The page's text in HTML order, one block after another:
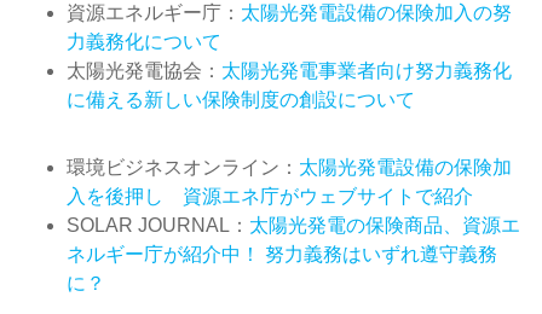
資源エネルギー庁： 太陽光発電設備の保険加入の努
力義務化について
太陽光発電協会： 太陽光発電事業者向け努力義務化
に備える新しい保険制度の創設について
環境ビジネスオンライン： 太陽光発電設備の保険加
入を後押し 資源エネ庁がウェブサイトで紹介
SOLAR JOURNAL： 太陽光発電の保険商品、資源エ
ネルギー庁が紹介中！ 努力義務はいずれ遵守義務
に？